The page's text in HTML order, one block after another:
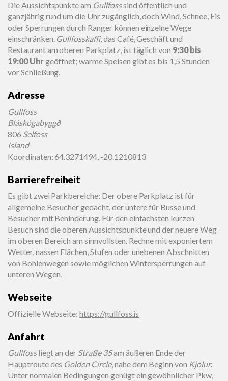
Die Aussichtspunkte am Gullfosssind öffentlich und
ganzjährig rund um die Uhr zugänglich, doch Wind, Schnee, Eis
oder Sperrungen durch Ranger können einzelne Wege
einschränken. Gullfosskaffi, das Café, Geschäft und
Restaurant am oberen Parkplatz, ist täglich von 9:30 bis
19:00 Uhrgeöffnet; warme Speisen gibt es bis 1,5 Stunden
vor Schließung.
Adresse
Gullfoss
Bláskógabyggð
806 Selfoss
Island
Koordinaten: 64.3271494, -20.1210813
Barrierefreiheit
Es gibt zwei Parkbereiche: Der obere Parkplatz ist für
allgemeine Besucher gedacht, der untere für Busse und
Besucher mit Behinderung. Für den einfachsten kurzen
Besuch sind die oberen Aussichtspunkte und der neuere Weg
im oberen Bereich am sinnvollsten. Rechne mit exponiertem
Wetter, nassen Flächen, Stufen oder unebenen Abschnitten
von Bohlenwegen sowie möglichen Wintersperrungen auf
unteren Wegen.
Webseite
Offizielle Webseite:https://gullfoss.is
Anfahrt
Gullfossliegt an der Straße 35am äußeren Ende der
Hauptroute des Golden Circle, nahe dem Beginn von Kjölur.
Unter normalen Bedingungen genügt ein gewöhnlicher Pkw,